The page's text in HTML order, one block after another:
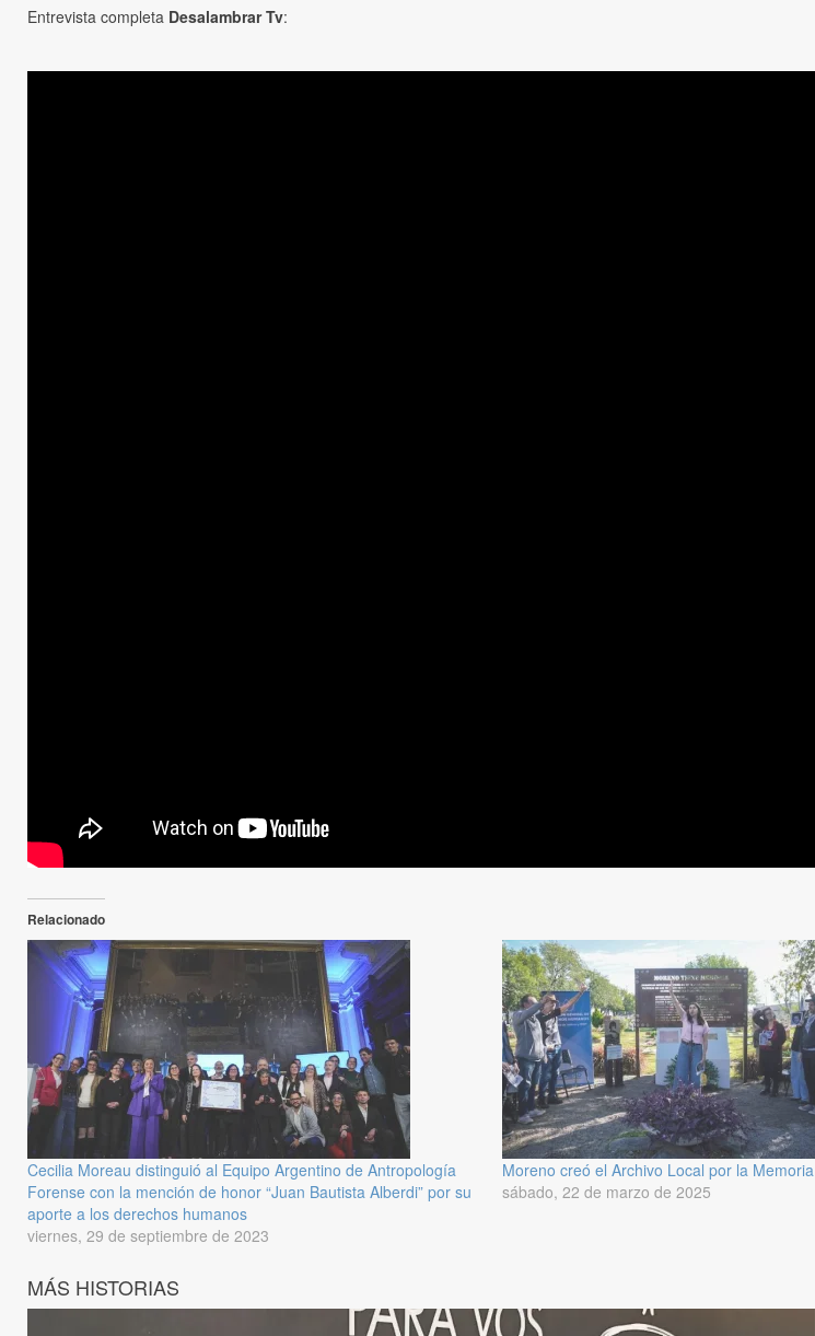
Entrevista completa Desalambrar Tv:
Relacionado
Cecilia Moreau distinguió al Equipo Argentino de Antropología
Forense con la mención de honor “Juan Bautista Alberdi” por su
aporte a los derechos humanos
viernes, 29 de septiembre de 2023
Moreno creó el Archivo Local por la Memoria
sábado, 22 de marzo de 2025
MÁS HISTORIAS